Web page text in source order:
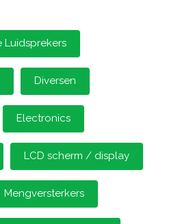
Luidsprekers
Diversen
Electronics
LCD scherm / display
Mengversterkers